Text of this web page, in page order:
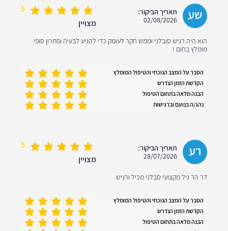
שע
תאריך הביקור:
02/08/2026
5
מצויין
הוא היה רגיש סובלני וממש חקר לעומק כדי להגיע לבעיה ופתרון סופי
מומלץ בחום !
הסבר על המצב הנוכחי והטיפול המומלץ
הקדשת הזמן הנדרש
הבנה מלאה בתחום הטיפול
נהג/ה בנועם וברגישות
רע
תאריך הביקור:
28/07/2026
5
מצויין
דר הר גיל מקצועי סבלני מכיל ורגיש
הסבר על המצב הנוכחי והטיפול המומלץ
הקדשת הזמן הנדרש
הבנה מלאה בתחום הטיפול